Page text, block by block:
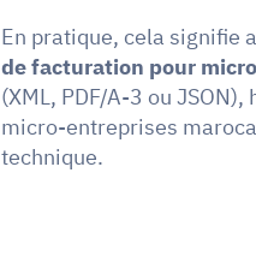
En pratique, cela signifie
de facturation pour
(XML, PDF/A-3 ou
micro-entreprises
technique.